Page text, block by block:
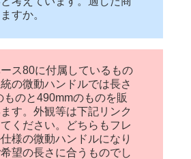
すか。
ス80に付属しているもの
の微動ハンドルでは長さ
ものと490mmのものを販
す。外観等は下記リンク
ください。どちらもフレ
様の微動ハンドルになり
望の長さに合うものでし